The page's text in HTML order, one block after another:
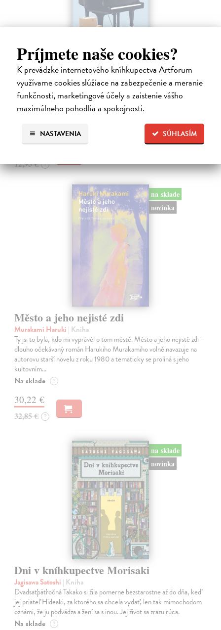
Príjmete naše cookies?
K prevádzke internetového kníhkupectva Artforum
využívame cookies slúžiace na zabezpečenie a meranie
funkčnosti, marketingové účely a zaistenie vášho
maximálneho pohodlia a spokojnosti.
SÚHLASÍM
NASTAVENIA
Rieka času
Mercier Pascal| Kniha
Pascal Mercier bol vždy majstrom filozofického rozprávania. Romány
Nočný vlak do Lisabonu či Váha slov podnietili milióny čitateľov k
zamysleniu sa nad veľkými témami, ako sú identita, sloboda, čas či…
Na sklade
12,30 €
12,95 € ?
na sklade
novinka
Město a jeho nejisté zdi
Murakami Haruki | Kniha
Ty jsi to byla, kdo mi vyprávěl o tom městě. Město a jeho nejisté zdi –
dlouho očekávaný román Harukiho Murakamiho volně navazuje na
autorovu starší novelu z roku 1980 a tematicky se prolíná s jeho
kultovním…
Na sklade ?
30,22 €
32,85 € ?
na sklade
novinka
Dni v kníhkupectve Morisaki
Jagisawa Satoshi | Kniha
Dvadsaťpäťročná Takako si žila pomerne bezstarostne až do dňa, keď
jej priateľ Hideaki, za ktorého sa chcela vydať, len tak mimochodom
oznámi, že ju podvádza a žení sa s inou. Jej život sa zrazu rúca.
Na sklade ?